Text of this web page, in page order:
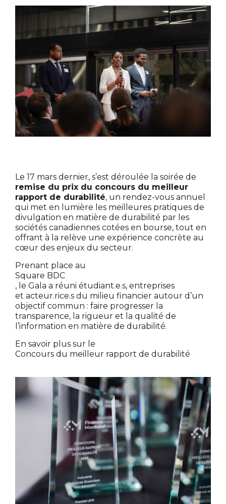
Le 17 mars dernier, s’est déroulée la soirée de
remise du prix du concours du meilleur
rapport de durabilité, un rendez-vous annuel
qui met en lumière les meilleures pratiques de
divulgation en matière de durabilité par les
sociétés canadiennes cotées en bourse, tout en
offrant à la relève une expérience concrète au
cœur des enjeux du secteur.
Prenant place au
Square BDC
, le Gala a réuni étudiant.e.s, entreprises
et acteur.rice.s du milieu financier autour d’un
objectif commun : faire progresser la
transparence, la rigueur et la qualité de
l’information en matière de durabilité.
En savoir plus sur le
Concours du meilleur rapport de durabilité